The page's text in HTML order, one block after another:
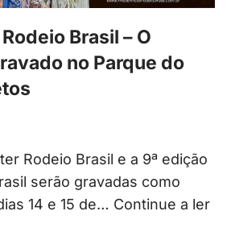
Brasil – O
no Parque do
Rodeio Brasil e a 9ª edição
serão gravadas como
14 e 15 de… Continue a ler